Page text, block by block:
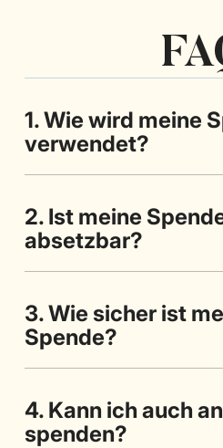
1. Wie wird meine
verwendet?
2. Ist meine
absetzbar?
3. Wie sicher ist
Spende?
4. Kann ich auch
spenden?